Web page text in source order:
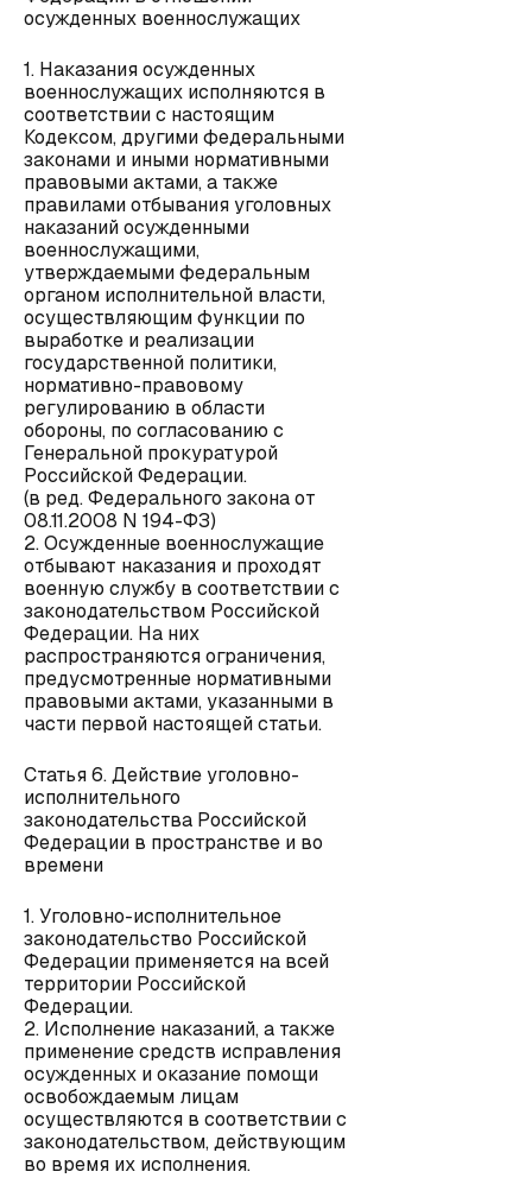
осужденных военнослужащих
1. Наказания осужденных
военнослужащих исполняются в
соответствии с настоящим
Кодексом, другими федеральными
законами и иными нормативными
правовыми актами, а также
правилами отбывания уголовных
наказаний осужденными
военнослужащими,
утверждаемыми федеральным
органом исполнительной власти,
осуществляющим функции по
выработке и реализации
государственной политики,
нормативно-правовому
регулированию в области
обороны, по согласованию с
Генеральной прокуратурой
Российской Федерации.
(в ред. Федерального закона от
08.11.2008 N 194-ФЗ)
2. Осужденные военнослужащие
отбывают наказания и проходят
военную службу в соответствии с
законодательством Российской
Федерации. На них
распространяются ограничения,
предусмотренные нормативными
правовыми актами, указанными в
части первой настоящей статьи.
Статья 6. Действие уголовно-
исполнительного
законодательства Российской
Федерации в пространстве и во
времени
1. Уголовно-исполнительное
законодательство Российской
Федерации применяется на всей
территории Российской
Федерации.
2. Исполнение наказаний, а также
применение средств исправления
осужденных и оказание помощи
освобождаемым лицам
осуществляются в соответствии с
законодательством, действующим
во время их исполнения.